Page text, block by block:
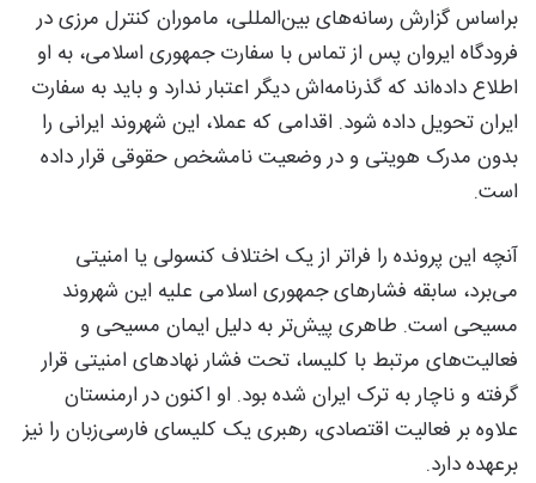
براساس گزارش رسانه‌های بین‌المللی، ماموران کنترل مرزی در
فرودگاه ایروان پس از تماس با سفارت جمهوری اسلامی، به او
اطلاع داده‌اند که گذرنامه‌اش دیگر اعتبار ندارد و باید به سفارت
ایران تحویل داده شود. اقدامی که عملا، این شهروند ایرانی را
بدون مدرک هویتی و در وضعیت نامشخص حقوقی قرار داده
است.
آنچه این پرونده را فراتر از یک اختلاف کنسولی یا امنیتی
می‌برد، سابقه فشارهای جمهوری اسلامی علیه این شهروند
مسیحی است. طاهری پیش‌تر به دلیل ایمان مسیحی و
فعالیت‌های مرتبط با کلیسا، تحت فشار نهادهای امنیتی قرار
گرفته و ناچار به ترک ایران شده بود. او اکنون در ارمنستان
علاوه بر فعالیت اقتصادی، رهبری یک کلیسای فارسی‌زبان را نیز
برعهده دارد.